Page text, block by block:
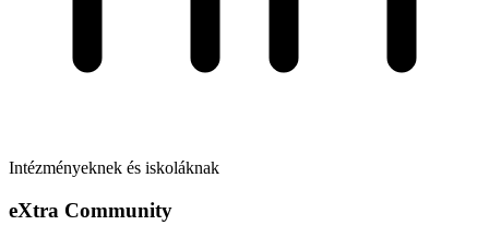
Intézményeknek és iskoláknak
eXtra Community